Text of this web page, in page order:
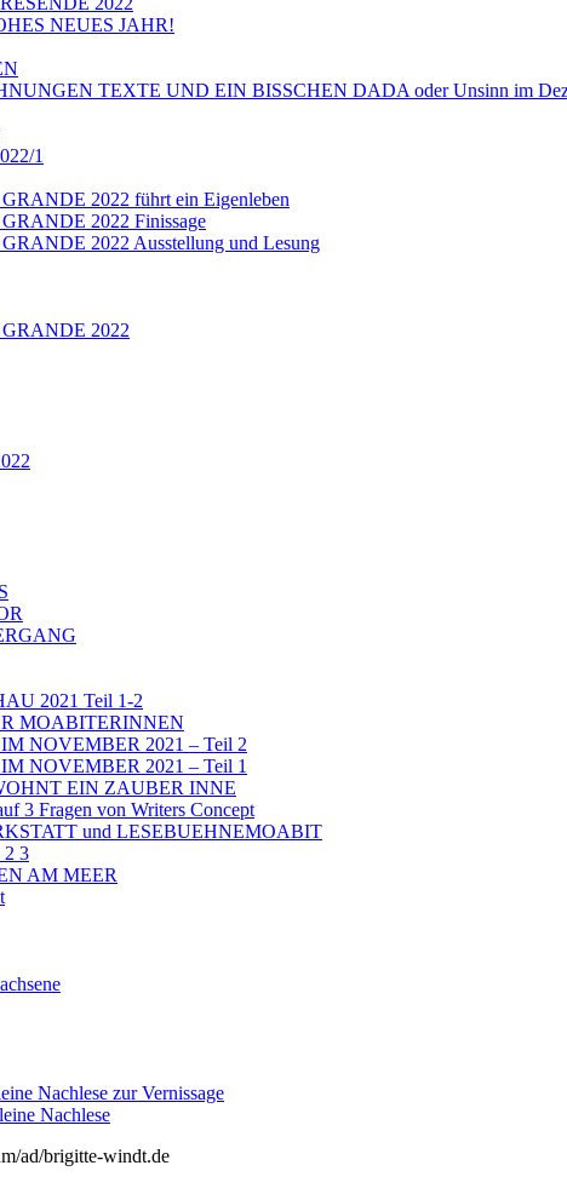
NEUES JAHR!
TEXTE UND EIN BISSCHEN DADA oder Unsinn im
1
2022 führt ein Eigenleben
2022 Finissage
2022 Ausstellung und Lesung
2022
2021 Teil 1-2
MOABITERINNEN
NOVEMBER 2021 – Teil 2
NOVEMBER 2021 – Teil 1
EIN ZAUBER INNE
3 Fragen von Writers Concept
und LESEBUEHNEMOABIT
3
AM MEER
Nachlese zur Vernissage
Nachlese
ad/brigitte-windt.de